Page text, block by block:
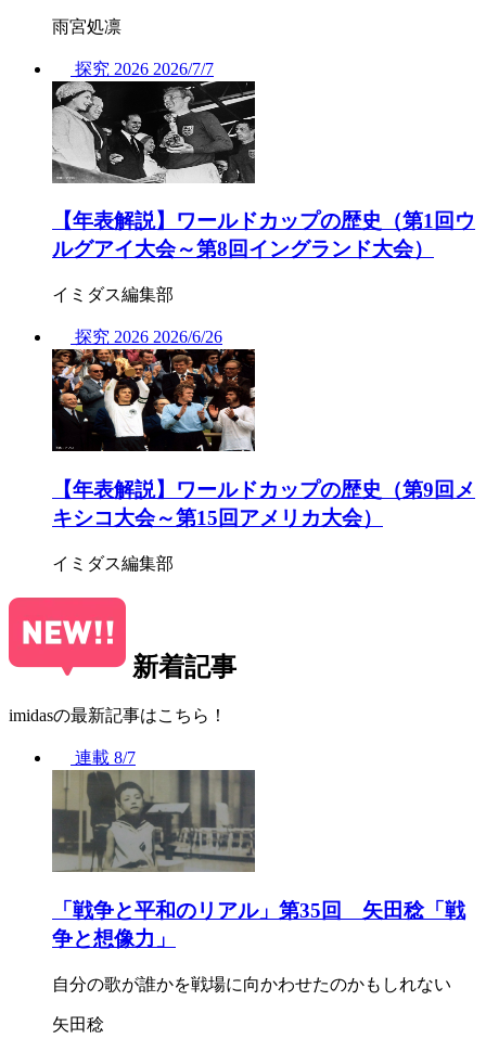
雨宮処凛
探究 2026 2026/7/7
【年表解説】ワールドカップの歴史（第1回ウ
ルグアイ大会～第8回イングランド大会）
イミダス編集部
探究 2026 2026/6/26
【年表解説】ワールドカップの歴史（第9回メ
キシコ大会～第15回アメリカ大会）
イミダス編集部
新着記事
imidasの最新記事はこちら！
連載 8/7
「戦争と平和のリアル」第35回 矢田稔「戦
争と想像力」
自分の歌が誰かを戦場に向かわせたのかもしれない
矢田稔